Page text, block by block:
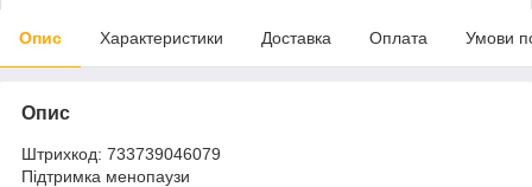
Опис Характеристики Доставка Оплата Умови
Опис
Штрихкод: 733739046079
Підтримка менопаузи